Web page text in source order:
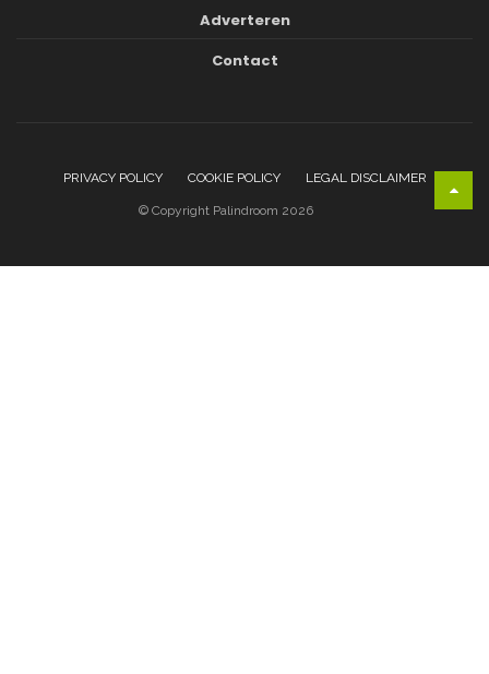
Adverteren
Contact
PRIVACY POLICY COOKIE POLICY LEGAL DISCLAIMER
© Copyright Palindroom 2026